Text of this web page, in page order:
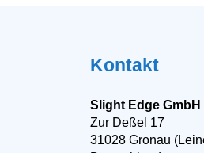
Kontakt
Slight Edge GmbH
Zur Deßel 17
31028 Gronau